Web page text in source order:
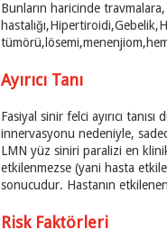
Bunların haricinde
Ayırıcı Tanı
Fasiyal sinir felci ayırıcı
innervasyonu nedeniyle,
LMN yüz siniri paralizi en
etkilenmezse (yani hasta
sonucudur. Hastanın
Risk Faktörleri